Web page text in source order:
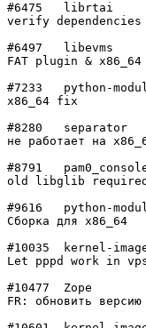
#6475	librtai         	enhancement	WONTFIX
verify
#6497	libevms         	normal  	FIXED
FAT plugin &
#7233	python-module-Pyrex	normal  	FIXED
x86_64 fix
#8280	separator       	normal  	WONTFIX
не работает на
#8791	pam0_console    	minor   	WORKSFORME
old libglib required
#9616	python-module-sip	normal  	FIXED
Сборка для x86_64
#10035	kernel-image-ovz-smp	enhancement	FIXED
Let pppd work in
#10477	Zope            	normal  	WONTFIX
FR: обновить